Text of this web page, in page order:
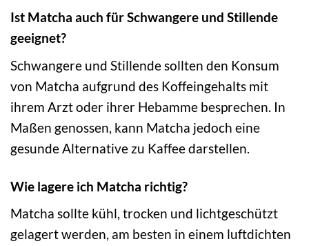
Ist Matcha auch für Schwangere und Stillende
geeignet?
Schwangere und Stillende sollten den Konsum
von Matcha aufgrund des Koffeingehalts mit
ihrem Arzt oder ihrer Hebamme besprechen. In
Maßen genossen, kann Matcha jedoch eine
gesunde Alternative zu Kaffee darstellen.
Wie lagere ich Matcha richtig?
Matcha sollte kühl, trocken und lichtgeschützt
gelagert werden, am besten in einem luftdichten